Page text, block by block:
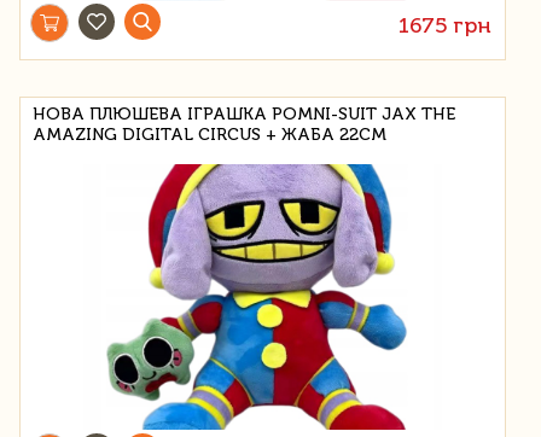
1675 грн
НОВА ПЛЮШЕВА ІГРАШКА POMNI-SUIT JAX THE
AMAZING DIGITAL CIRCUS + ЖАБА 22СМ